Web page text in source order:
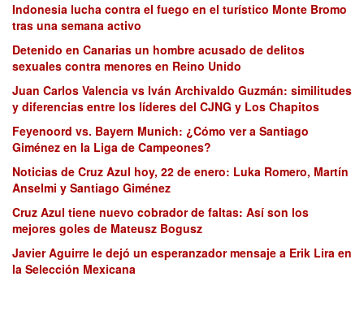
Indonesia lucha contra el fuego en el turístico Monte Bromo
tras una semana activo
Detenido en Canarias un hombre acusado de delitos
sexuales contra menores en Reino Unido
Juan Carlos Valencia vs Iván Archivaldo Guzmán: similitudes
y diferencias entre los líderes del CJNG y Los Chapitos
Feyenoord vs. Bayern Munich: ¿Cómo ver a Santiago
Giménez en la Liga de Campeones?
Noticias de Cruz Azul hoy, 22 de enero: Luka Romero, Martín
Anselmi y Santiago Giménez
Cruz Azul tiene nuevo cobrador de faltas: Así son los
mejores goles de Mateusz Bogusz
Javier Aguirre le dejó un esperanzador mensaje a Erik Lira en
la Selección Mexicana